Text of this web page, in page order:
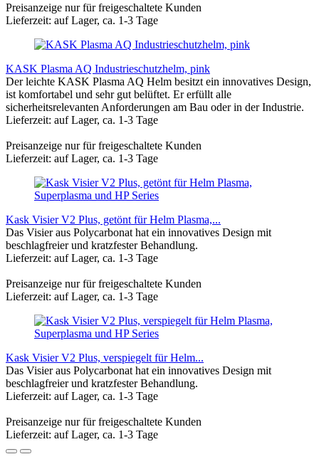
Preisanzeige nur für freigeschaltete Kunden
Lieferzeit: auf Lager, ca. 1-3 Tage
KASK Plasma AQ Industrieschutzhelm, pink
Der leichte KASK Plasma AQ Helm besitzt ein innovatives Design,
ist komfortabel und sehr gut belüftet. Er erfüllt alle
sicherheitsrelevanten Anforderungen am Bau oder in der Industrie.
Lieferzeit: auf Lager, ca. 1-3 Tage
Preisanzeige nur für freigeschaltete Kunden
Lieferzeit: auf Lager, ca. 1-3 Tage
Kask Visier V2 Plus, getönt für Helm Plasma,...
Das Visier aus Polycarbonat hat ein innovatives Design mit
beschlagfreier und kratzfester Behandlung.
Lieferzeit: auf Lager, ca. 1-3 Tage
Preisanzeige nur für freigeschaltete Kunden
Lieferzeit: auf Lager, ca. 1-3 Tage
Kask Visier V2 Plus, verspiegelt für Helm...
Das Visier aus Polycarbonat hat ein innovatives Design mit
beschlagfreier und kratzfester Behandlung.
Lieferzeit: auf Lager, ca. 1-3 Tage
Preisanzeige nur für freigeschaltete Kunden
Lieferzeit: auf Lager, ca. 1-3 Tage